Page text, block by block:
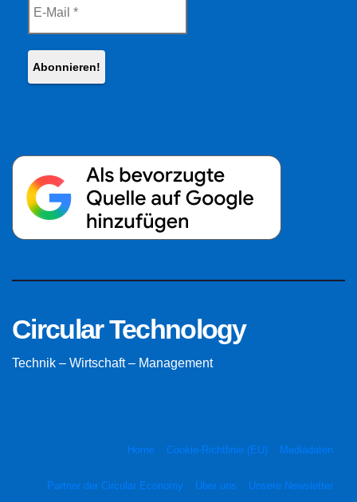
Circular Technology
Technik – Wirtschaft – Management
Home Cookie-Richtlinie (EU) Mediadaten
Partner der Circular Economy Über uns Unsere Newsletter